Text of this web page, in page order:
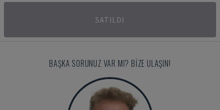
SATILDI
BAŞKA SORUNUZ VAR MI? BIZE ULAŞIN!